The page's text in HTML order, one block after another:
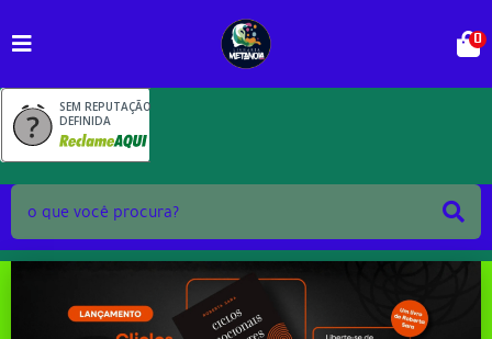
SEM REPUTAÇÃO
DEFINIDA
0